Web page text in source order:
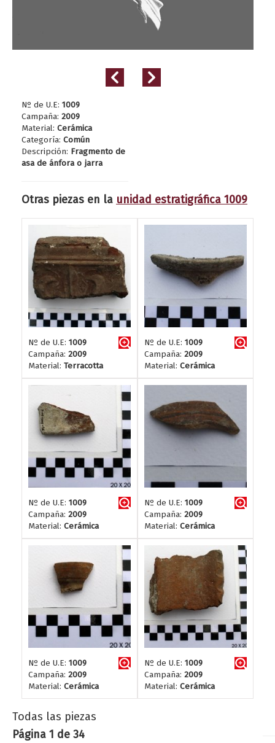
Nº de U.E: 1009
Campaña: 2009
Material: Cerámica
Categoría: Común
Descripción: Fragmento de
asa de ánfora o jarra
Otras piezas en la unidad estratigráfica 1009
Nº de U.E: 1009
Campaña: 2009
Material: Terracotta
Nº de U.E: 1009
Campaña: 2009
Material: Cerámica
Nº de U.E: 1009
Campaña: 2009
Material: Cerámica
Nº de U.E: 1009
Campaña: 2009
Material: Cerámica
Nº de U.E: 1009
Campaña: 2009
Material: Cerámica
Nº de U.E: 1009
Campaña: 2009
Material: Cerámica
Todas las piezas
Página 1 de 34